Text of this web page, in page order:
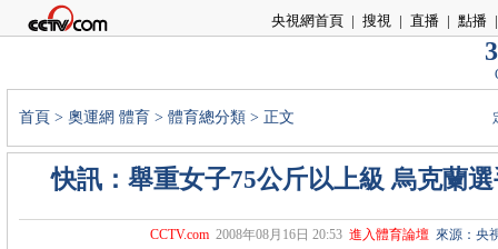
央視網首頁 | 搜視 | 直播 | 點播 |
首頁 > 奧運網 體育 > 體育總分類 > 正文
快訊：舉重女子75公斤以上級 烏克蘭
CCTV.com 2008年08月16日 20:53 進入體育論壇 來源：央